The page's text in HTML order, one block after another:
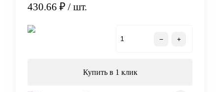
430.66 ₽ / шт.
Купить в 1 клик